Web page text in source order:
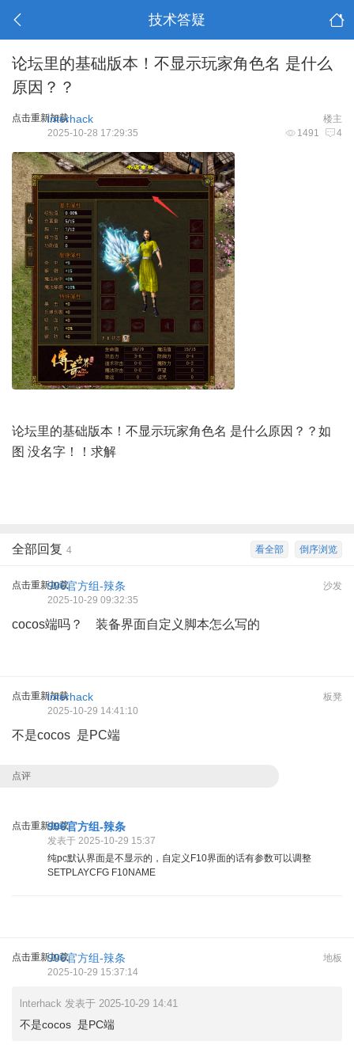
技术答疑
论坛里的基础版本！不显示玩家角色名 是什么
原因？？
点击重新加载 楼主
lnterhack
1491 4
2025-10-28 17:29:35
论坛里的基础版本！不显示玩家角色名 是什么原因？？如
图 没名字！！求解
倒序浏览
看全部
全部回复 4
点击重新加载 沙发
996官方组-辣条
2025-10-29 09:32:35
cocos端吗？ 装备界面自定义脚本怎么写的
点击重新加载 板凳
lnterhack
2025-10-29 14:41:10
不是cocos 是PC端
点评
点击重新加载996官方组-辣条
发表于 2025-10-29 15:37
纯pc默认界面是不显示的，自定义F10界面的话有参数可以调整
SETPLAYCFG F10NAME
点击重新加载 地板
996官方组-辣条
2025-10-29 15:37:14
lnterhack 发表于 2025-10-29 14:41
不是cocos 是PC端